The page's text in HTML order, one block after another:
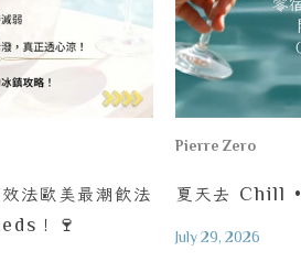
法歐美最潮飲法
！ 🍷
Pierre Zero
夏天去 Chill •
July 29, 2026